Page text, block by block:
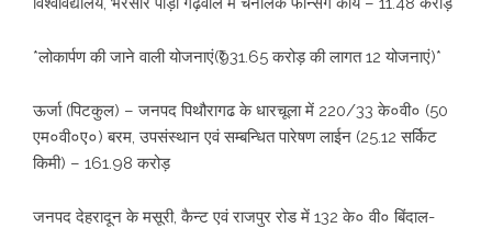
*लोकार्पण की जाने वाली योजनाएं(₹931.65 करोड़ की लागत 12 योजनाएं)*
ऊर्जा (पिटकुल) – जनपद पिथौरागढ के धारचूला में 220/33 के०वी० (50
एम०वी०ए०) बरम, उपसंस्थान एवं सम्बन्धित पारेषण लाईन (25.12 सर्किट
किमी) – 161.98 करोड़
जनपद देहरादून के मसूरी, कैन्ट एवं राजपुर रोड में 132 के० वी० बिंदाल-